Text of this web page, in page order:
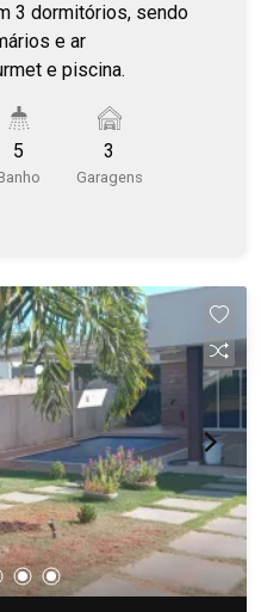
3 dormitórios, sendo
e ar
e piscina.
5 3
Garagens